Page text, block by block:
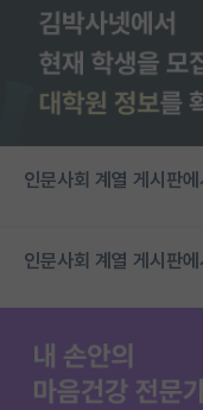
인문사회 계열 게시판
인문사회 계열 게시판